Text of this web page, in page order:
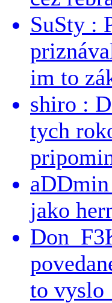
SuSty :
im to
shiro :
tych
jako
to vyslo